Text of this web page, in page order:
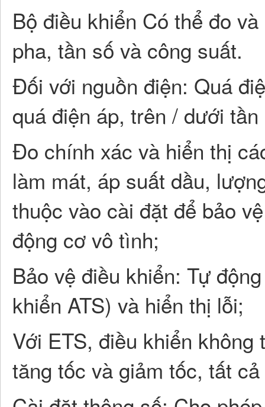
Bộ điều khiển Có thể đo
pha, tần số và công suất.
Đối với nguồn điện: Quá
quá điện áp, trên / dưới
Đo chính xác và hiển thị
làm mát, áp suất dầu,
thuộc vào cài đặt để bảo
động cơ vô tình;
Bảo vệ điều khiển: Tự
khiển ATS) và hiển thị lỗi;
Với ETS, điều khiển
tăng tốc và giảm tốc, tất